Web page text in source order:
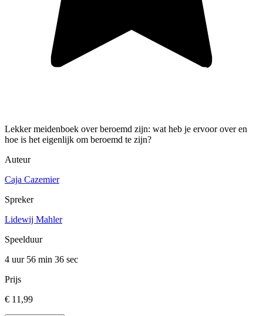
Lekker meidenboek over beroemd zijn: wat heb je ervoor over en
hoe is het eigenlijk om beroemd te zijn?
Auteur
Caja Cazemier
Spreker
Lidewij Mahler
Speelduur
4 uur 56 min 36 sec
Prijs
€ 11,99